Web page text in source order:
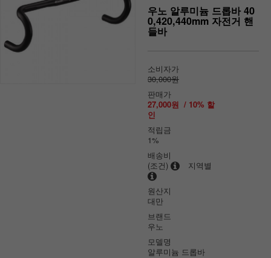
우노 알루미늄 드롭바 40
0,420,440mm 자전거 핸
들바
소비자가
30,000원
판매가
27,000원 / 10% 할
인
적립금
1%
배송비
(조건)
지역별
원산지
대만
브랜드
우노
모델명
알루미늄 드롭바